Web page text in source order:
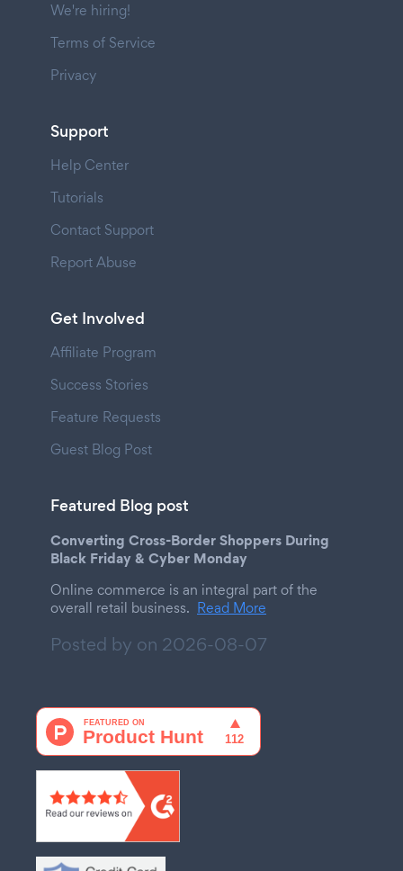
We're hiring!
Terms of Service
Privacy
Support
Help Center
Tutorials
Contact Support
Report Abuse
Get Involved
Affiliate Program
Success Stories
Feature Requests
Guest Blog Post
Featured Blog post
Converting Cross-Border Shoppers During
Black Friday & Cyber Monday
Online commerce is an integral part of the
overall retail business. Read More
Posted by on 2026-08-07